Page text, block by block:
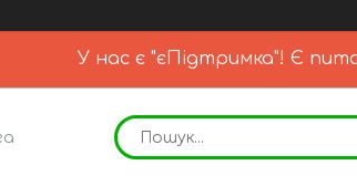
У нас є "єПідтримка"! Є